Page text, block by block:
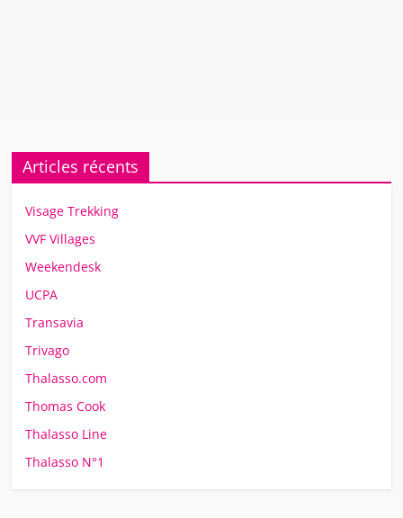
Articles récents
Visage Trekking
VVF Villages
Weekendesk
UCPA
Transavia
Trivago
Thalasso.com
Thomas Cook
Thalasso Line
Thalasso N°1